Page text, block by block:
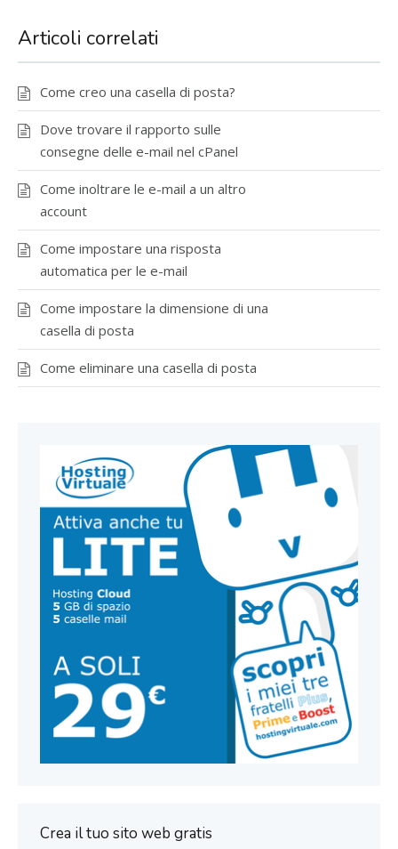
Articoli correlati
Come creo una casella di posta?
Dove trovare il rapporto sulle
consegne delle e-mail nel cPanel
Come inoltrare le e-mail a un altro
account
Come impostare una risposta
automatica per le e-mail
Come impostare la dimensione di una
casella di posta
Come eliminare una casella di posta
Crea il tuo sito web gratis